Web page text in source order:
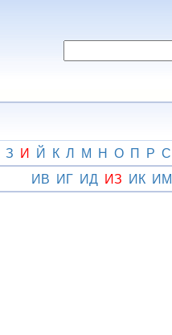
З И Й К Л М Н О П Р С
ИВ ИГ ИД ИЗ ИК ИМ